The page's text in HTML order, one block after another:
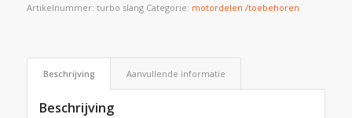
Artikelnummer: turbo slang Categorie: motordelen /toebehoren
Beschrijving Aanvullende informatie
Beschrijving